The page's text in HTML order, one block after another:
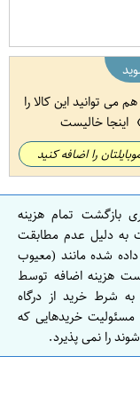
می توانید این کالا را
اینجا خالیست
را اضافه کنید
بازگشت تمام هزینه
به دلیل عدم مطابقت
شده مانند (معیوب
هزینه اضافه توسط
شرط خرید از درگاه
خریدهایی که
را نمی پذیرد.